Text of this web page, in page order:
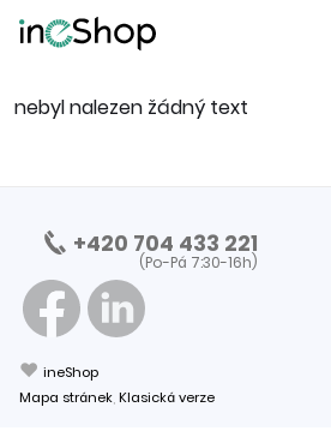
nebyl nalezen žádný text
+420 704 433 221
(Po-Pá 7:30-16h)
❤ ineShop
Mapa stránek Klasická verze